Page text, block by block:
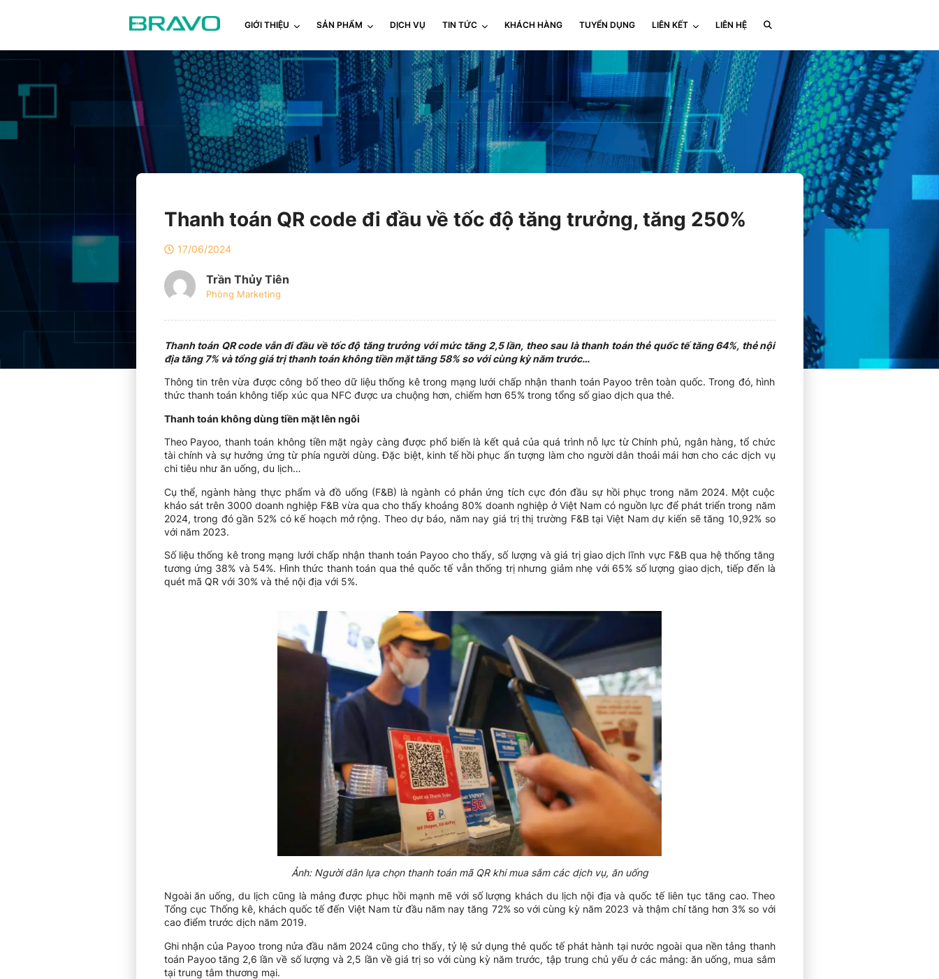
GIỚI THIỆU SẢN PHẨM DỊCH VỤ TIN TỨC KHÁCH HÀNG TUYỂN DỤNG LIÊN KẾT LIÊN HỆ
Thanh toán QR code đi đầu về tốc độ tăng trưởng, tăng 250%
17/06/2024
Trần Thủy Tiên
Phòng Marketing
Thanh toán QR code vẫn đi đầu về tốc độ tăng trưởng với mức tăng 2,5 lần, theo sau là thanh toán thẻ quốc tế tăng 64%, thẻ nội
địa tăng 7% và tổng giá trị thanh toán không tiền mặt tăng 58% so với cùng kỳ năm trước…
Thông tin trên vừa được công bố theo dữ liệu thống kê trong mạng lưới chấp nhận thanh toán Payoo trên toàn quốc. Trong đó, hình
thức thanh toán không tiếp xúc qua NFC được ưa chuộng hơn, chiếm hơn 65% trong tổng số giao dịch qua thẻ.
Thanh toán không dùng tiền mặt lên ngôi
Theo Payoo, thanh toán không tiền mặt ngày càng được phổ biến là kết quả của quá trình nỗ lực từ Chính phủ, ngân hàng, tổ chức
tài chính và sự hưởng ứng từ phía người dùng. Đặc biệt, kinh tế hồi phục ấn tượng làm cho người dân thoải mái hơn cho các dịch vụ
chi tiêu như ăn uống, du lịch…
Cụ thể, ngành hàng thực phẩm và đồ uống (F&B) là ngành có phản ứng tích cực đón đầu sự hồi phục trong năm 2024. Một cuộc
khảo sát trên 3000 doanh nghiệp F&B vừa qua cho thấy khoảng 80% doanh nghiệp ở Việt Nam có nguồn lực để phát triển trong năm
2024, trong đó gần 52% có kế hoạch mở rộng. Theo dự báo, năm nay giá trị thị trường F&B tại Việt Nam dự kiến sẽ tăng 10,92% so
với năm 2023.
Số liệu thống kê trong mạng lưới chấp nhận thanh toán Payoo cho thấy, số lượng và giá trị giao dịch lĩnh vực F&B qua hệ thống tăng
tương ứng 38% và 54%. Hình thức thanh toán qua thẻ quốc tế vẫn thống trị nhưng giảm nhẹ với 65% số lượng giao dịch, tiếp đến là
quét mã QR với 30% và thẻ nội địa với 5%.
Ảnh: Người dân lựa chọn thanh toán mã QR khi mua sắm các dịch vụ, ăn uống
Ngoài ăn uống, du lịch cũng là mảng được phục hồi mạnh mẽ với số lượng khách du lịch nội địa và quốc tế liên tục tăng cao. Theo
Tổng cục Thống kê, khách quốc tế đến Việt Nam từ đầu năm nay tăng 72% so với cùng kỳ năm 2023 và thậm chí tăng hơn 3% so với
cao điểm trước dịch năm 2019.
Ghi nhận của Payoo trong nửa đầu năm 2024 cũng cho thấy, tỷ lệ sử dụng thẻ quốc tế phát hành tại nước ngoài qua nền tảng thanh
toán Payoo tăng 2,6 lần về số lượng và 2,5 lần về giá trị so với cùng kỳ năm trước, tập trung chủ yếu ở các mảng: ăn uống, mua sắm
tại trung tâm thương mại.